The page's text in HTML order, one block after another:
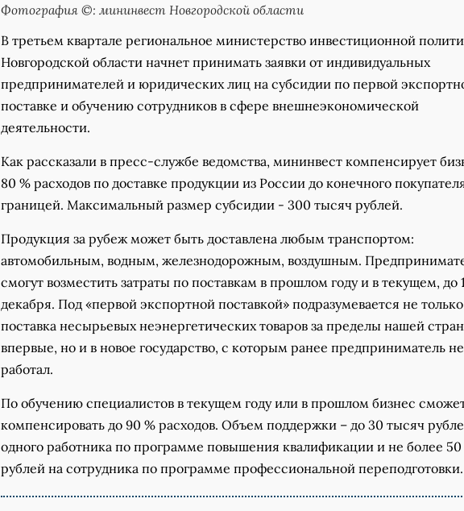
Фотография ©: мининвест Новгородской области
В третьем квартале региональное министерство инвестиционной
Новгородской области начнет принимать заявки от индивидуальных
предпринимателей и юридических лиц на субсидии по первой
поставке и обучению сотрудников в сфере внешнеэкономической
деятельности.
Как рассказали в пресс-службе ведомства, мининвест компенсирует
80 % расходов по доставке продукции из России до конечного
границей. Максимальный размер субсидии - 300 тысяч рублей.
Продукция за рубеж может быть доставлена любым транспортом:
автомобильным, водным, железнодорожным, воздушным.
смогут возместить затраты по поставкам в прошлом году и в текущем, до
декабря. Под «первой экспортной поставкой» подразумевается не только
поставка несырьевых неэнергетических товаров за пределы нашей
впервые, но и в новое государство, с которым ранее предприниматель не
работал.
По обучению специалистов в текущем году или в прошлом бизнес
компенсировать до 90 % расходов. Объем поддержки – до 30 тысяч
одного работника по программе повышения квалификации и не более
рублей на сотрудника по программе профессиональной переподготовки.